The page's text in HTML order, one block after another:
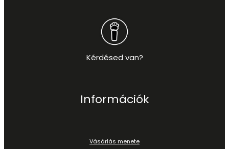
Kérdésed van?
Információk
Vásárlás menete